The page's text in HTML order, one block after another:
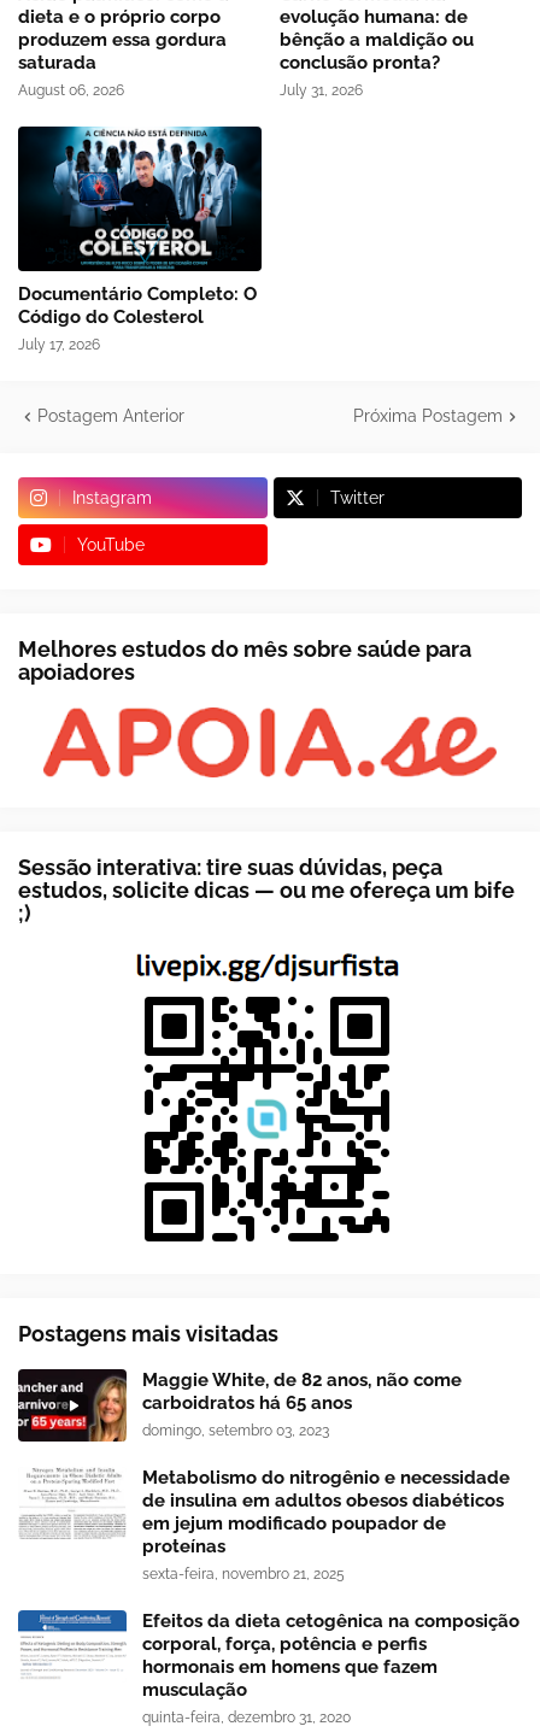
dieta e o próprio corpo
produzem essa gordura
saturada
August 06, 2026
evolução humana: de
bênção a maldição ou
conclusão pronta?
July 31, 2026
Documentário Completo: O
Código do Colesterol
July 17, 2026
Postagem Anterior Próxima Postagem
Instagram Twitter
YouTube
Melhores estudos do mês sobre saúde para
apoiadores
Sessão interativa: tire suas dúvidas, peça
estudos, solicite dicas — ou me ofereça um bife
;)
Postagens mais visitadas
Maggie White, de 82 anos, não come
carboidratos há 65 anos
domingo, setembro 03, 2023
Metabolismo do nitrogênio e necessidade
de insulina em adultos obesos diabéticos
em jejum modificado poupador de
proteínas
sexta-feira, novembro 21, 2025
Efeitos da dieta cetogênica na composição
corporal, força, potência e perfis
hormonais em homens que fazem
musculação
quinta-feira, dezembro 31, 2020